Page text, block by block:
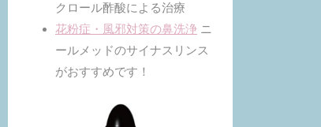
クロール酢酸による治療
花粉症・風邪対策の鼻洗浄 ニ
ールメッドのサイナスリンス
がおすすめです！